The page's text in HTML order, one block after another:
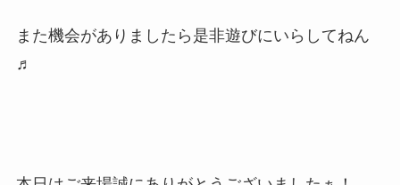
また機会がありましたら是非遊びにいらしてねん
♬